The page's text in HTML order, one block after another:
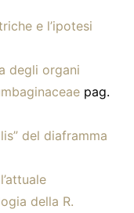
e l’ipotesi
degli organi
pag.
del diaframma
della R.